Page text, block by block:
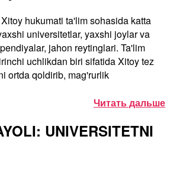
hukumati ta'lim sohasida katta
universitetlar, yaxshi joylar va
jahon reytinglari. Ta'lim
uchlikdan biri sifatida Xitoy tez
ortda qoldirib, mag'rurlik
Читать дальше
UNIVERSITETNI